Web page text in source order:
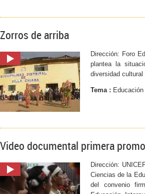
Zorros de arriba
Dirección: Foro
plantea la
diversidad
Tema :
Video documental primera
Dirección:
Ciencias de la
del convenio